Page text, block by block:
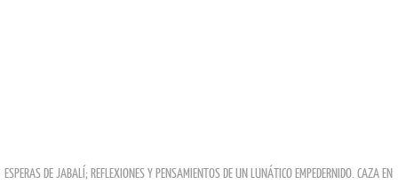
ESPERAS DE JABALÍ; REFLEXIONES Y PENSAMIENTOS DE UN LUNÁTICO EMPEDERNIDO. CAZA EN